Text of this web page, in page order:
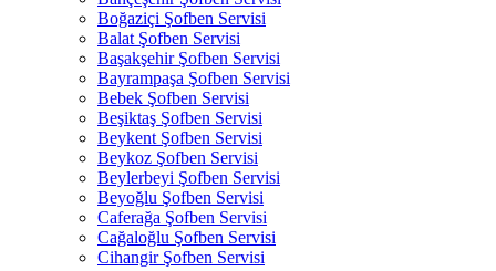
Boğaziçi Şofben Servisi
Balat Şofben Servisi
Başakşehir Şofben Servisi
Bayrampaşa Şofben Servisi
Bebek Şofben Servisi
Beşiktaş Şofben Servisi
Beykent Şofben Servisi
Beykoz Şofben Servisi
Beylerbeyi Şofben Servisi
Beyoğlu Şofben Servisi
Caferağa Şofben Servisi
Cağaloğlu Şofben Servisi
Cihangir Şofben Servisi